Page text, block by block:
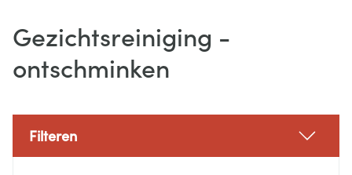
Gezichtsreiniging -
ontschminken
Filteren